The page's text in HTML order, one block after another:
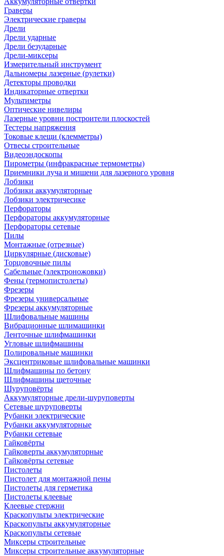
Граверы
Электрические граверы
Дрели
Дрели ударные
Дрели безударные
Дрели-миксеры
Измерительный инструмент
Дальномеры лазерные (рулетки)
Детекторы проводки
Индикаторные отвертки
Мультиметры
Оптические нивелиры
Лазерные уровни построители плоскостей
Тестеры напряжения
Токовые клещи (клемметры)
Отвесы строительные
Видеоэндоскопы
Пирометры (инфракрасные термометры)
Приемники луча и мишени для лазерного уровня
Лобзики
Лобзики аккумуляторные
Лобзики электричесике
Перфораторы
Перфораторы аккумуляторные
Перфораторы сетевые
Пилы
Монтажные (отрезные)
Циркулярные (дисковые)
Торцовочные пилы
Сабельные (электроножовки)
Фены (термопистолеты)
Фрезеры
Фрезеры универсальные
Фрезеры аккумуляторные
Шлифовальные машины
Вибрационные шлимашинки
Ленточные шлифмашинки
Угловые шлифмашины
Полировальные машинки
Эксцентриковые шлифовальные машинки
Шлифмашины по бетону
Шлифмашины щеточные
Шуруповёрты
Аккумуляторные дрели-шуруповерты
Сетевые шуруповерты
Рубанки электрические
Рубанки аккумуляторные
Рубанки сетевые
Гайковёрты
Гайковерты аккумуляторные
Гайковёрты сетевые
Пистолеты
Пистолет для монтажной пены
Пистолеты для герметика
Пистолеты клеевые
Клеевые стержни
Краскопульты электрические
Краскопульты аккумуляторные
Краскопульты сетевые
Миксеры строительные
Миксеры строительные аккумуляторные